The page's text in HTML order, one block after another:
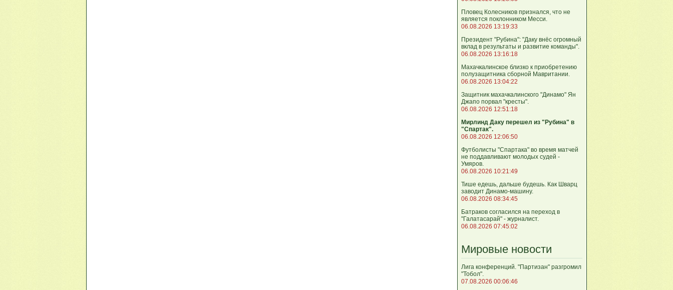
Пловец Колесников признался, что не
является поклонником Месси.
06.08.2026 13:19:33
Президент "Рубина": "Даку внёс огромный
вклад в результаты и развитие команды".
06.08.2026 13:16:18
Махачкалинское близко к приобретению
полузащитника сборной Мавритании.
06.08.2026 13:04:22
Защитник махачкалинского "Динамо" Ян
Джапо порвал "кресты".
06.08.2026 12:51:18
Мирлинд Даку перешел из "Рубина" в
"Спартак".
06.08.2026 12:06:50
Футболисты "Спартака" во время матчей
не поддавливают молодых судей -
Умяров.
06.08.2026 10:21:49
Тише едешь, дальше будешь. Как Шварц
заводит Динамо-машину.
06.08.2026 08:34:45
Батраков согласился на переход в
"Галатасарай" - журналист.
06.08.2026 07:45:02
Мировые новости
Лига кoнференций. "Партизан" разгромил
"Тобол".
07.08.2026 00:06:46